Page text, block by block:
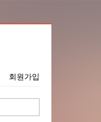
회원가입